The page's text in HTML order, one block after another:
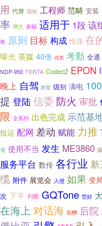
用 代替 指标 工程师 范畴 安装
率 增大 多幅 适用于 1段 该
有 原则 目标 构成 性强 在
曝光 英媒 40倍 优质 考勤 全通
NDP-950 TERTA Codec2 EPON
晚上 自驾 防雷 级别 满电
提 登陆信委 防火 审批
限 全系列 出色完成 示范基
投运 配网 差动 赋能 力推
省 使用不当 发生 ME3860
服务平台 数传 各行业 新
缆 附件 展览会 入侵 如果 变局
次 下半 判断 GQTone 管好
在海上 对话海 薪酬 后院